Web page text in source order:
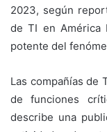
2023, según
de TI en América
potente del
Las compañías de
de funciones
describe una